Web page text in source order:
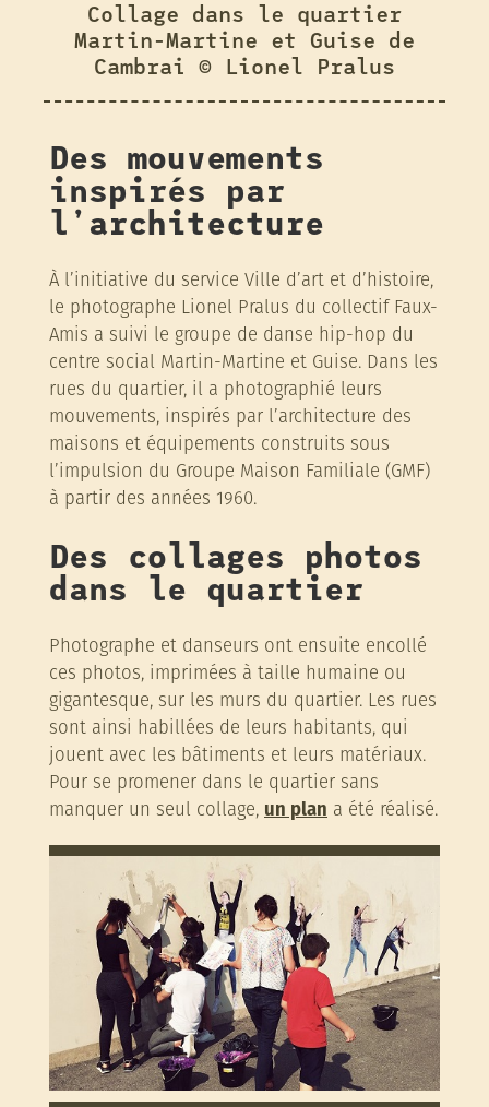
Collage dans le quartier
Martin-Martine et Guise de
Cambrai © Lionel Pralus
Des mouvements
inspirés par
l’architecture
À l’initiative du service Ville d’art et d’histoire,
le photographe Lionel Pralus du collectif Faux-
Amis a suivi le groupe de danse hip-hop du
centre social Martin-Martine et Guise. Dans les
rues du quartier, il a photographié leurs
mouvements, inspirés par l’architecture des
maisons et équipements construits sous
l’impulsion du Groupe Maison Familiale (GMF)
à partir des années 1960.
Des collages photos
dans le quartier
Photographe et danseurs ont ensuite encollé
ces photos, imprimées à taille humaine ou
gigantesque, sur les murs du quartier. Les rues
sont ainsi habillées de leurs habitants, qui
jouent avec les bâtiments et leurs matériaux.
Pour se promener dans le quartier sans
manquer un seul collage, un plan a été réalisé.